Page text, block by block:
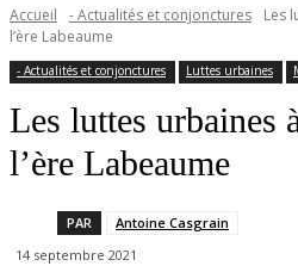
Accueil - Actualités et conjonctures
Les
l’ère Labeaume
- Actualités et conjonctures Luttes urbaines
Les luttes urbaines
l’ère Labeaume
PAR
Antoine Casgrain
14 septembre 2021